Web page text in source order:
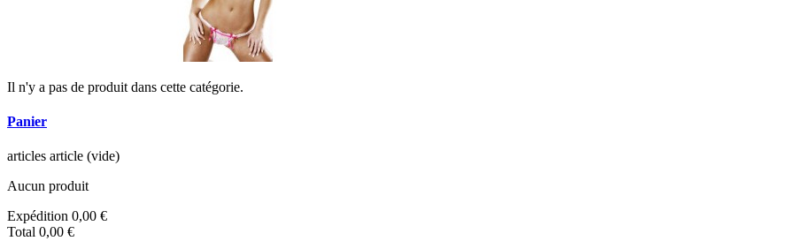
Il n'y a pas de produit dans cette catégorie.
Panier
articles article (vide)
Aucun produit
Expédition 0,00 €
Total 0,00 €